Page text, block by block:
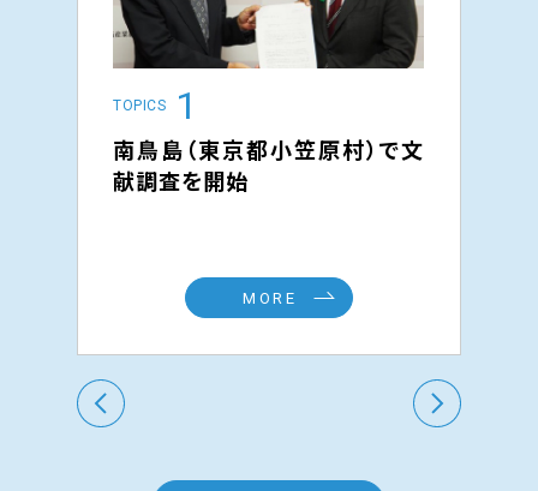
TOPICS 1
南鳥島（東京都小笠原村）で文
献調査を開始
MORE